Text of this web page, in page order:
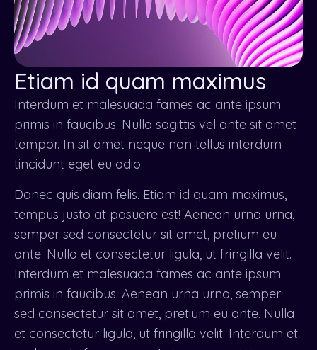
Etiam id quam maximus
Interdum et malesuada fames ac ante ipsum
primis in faucibus. Nulla sagittis vel ante sit amet
tempor. In sit amet neque non tellus interdum
tincidunt eget eu odio.
Donec quis diam felis. Etiam id quam maximus,
tempus justo at posuere est! Aenean urna urna,
semper sed consectetur sit amet, pretium eu
ante. Nulla et consectetur ligula, ut fringilla velit.
Interdum et malesuada fames ac ante ipsum
primis in faucibus. Aenean urna urna, semper
sed consectetur sit amet, pretium eu ante. Nulla
et consectetur ligula, ut fringilla velit. Interdum et